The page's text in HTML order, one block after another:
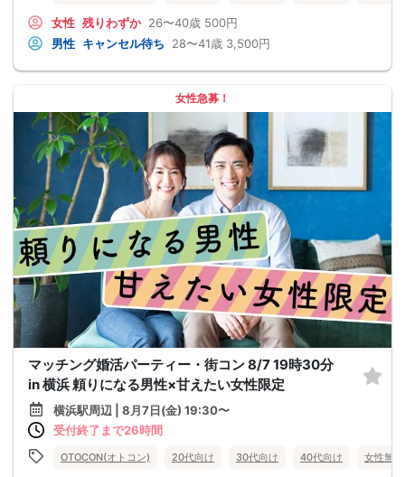
女性 残りわずか 26〜40歳 500円
男性 キャンセル待ち 28〜41歳 3,500円
女性急募！
マッチング婚活パーティー・街コン 8/7 19時30分
in 横浜 頼りになる男性×甘えたい女性限定
横浜駅周辺 | 8月7日(金) 19:30〜
受付終了まで26時間
OTOCON(オトコン) 20代向け 30代向け 40代向け 女性無料